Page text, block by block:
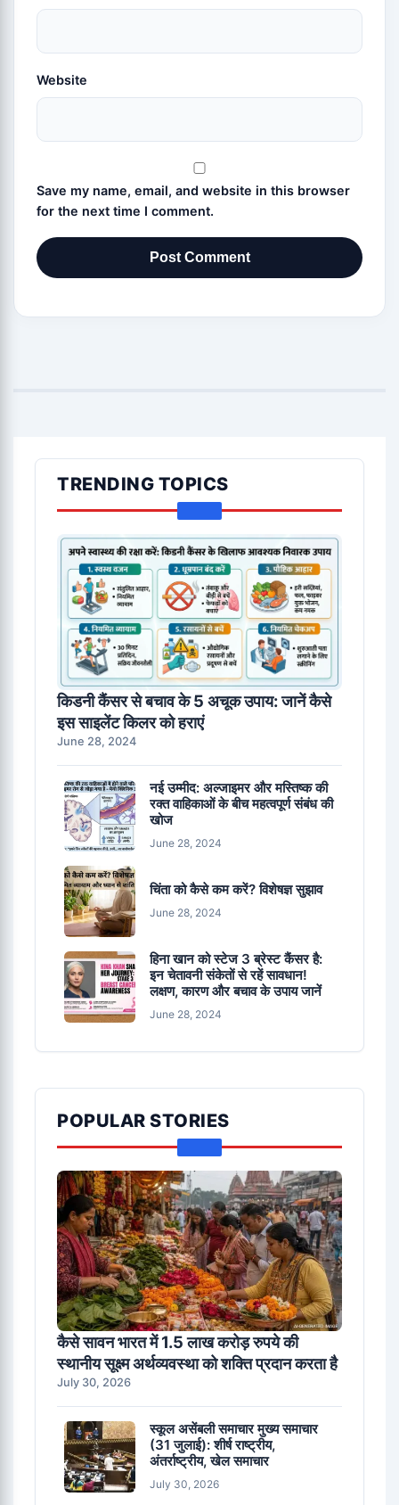
Website
Save my name, email, and website in this browser
for the next time I comment.
TRENDING TOPICS
किडनी कैंसर से बचाव के 5 अचूक उपाय: जानें कैसे
इस साइलेंट किलर को हराएं
June 28, 2024
नई उम्मीद: अल्जाइमर और मस्तिष्क की
रक्त वाहिकाओं के बीच महत्वपूर्ण संबंध की
खोज
June 28, 2024
चिंता को कैसे कम करें? विशेषज्ञ सुझाव
June 28, 2024
हिना खान को स्टेज 3 ब्रेस्ट कैंसर है:
इन चेतावनी संकेतों से रहें सावधान!
लक्षण, कारण और बचाव के उपाय जानें
June 28, 2024
POPULAR STORIES
कैसे सावन भारत में 1.5 लाख करोड़ रुपये की
स्थानीय सूक्ष्म अर्थव्यवस्था को शक्ति प्रदान करता है
July 30, 2026
स्कूल असेंबली समाचार मुख्य समाचार
(31 जुलाई): शीर्ष राष्ट्रीय,
अंतर्राष्ट्रीय, खेल समाचार
July 30, 2026